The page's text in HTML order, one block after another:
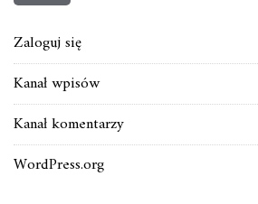
Zaloguj się
Kanał wpisów
Kanał komentarzy
WordPress.org